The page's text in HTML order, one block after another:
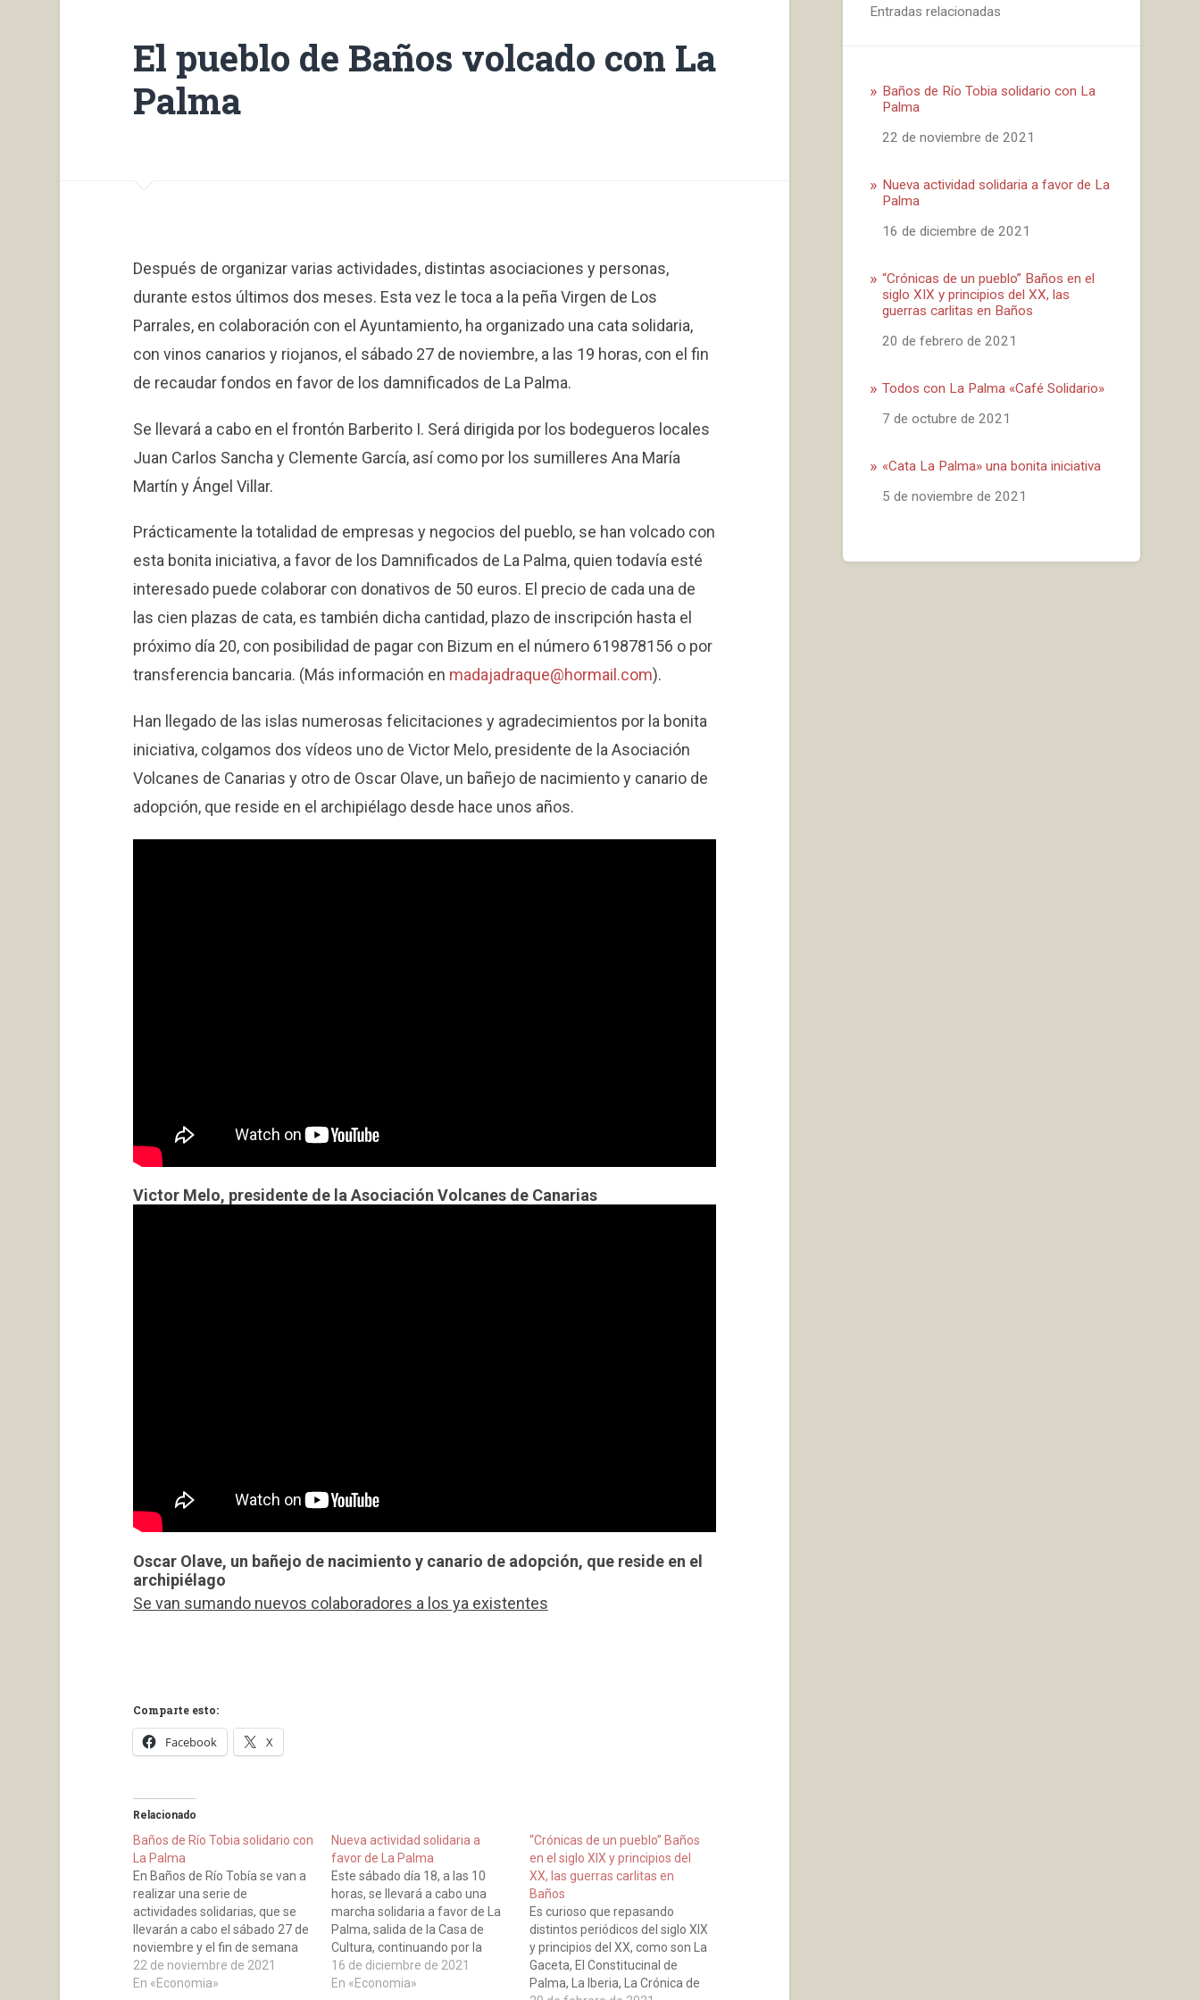
El pueblo de Baños volcado con La
Palma
Después de organizar varias actividades, distintas asociaciones y personas,
durante estos últimos dos meses. Esta vez le toca a la peña Virgen de Los
Parrales, en colaboración con el Ayuntamiento, ha organizado una cata solidaria,
con vinos canarios y riojanos, el sábado 27 de noviembre, a las 19 horas, con el fin
de recaudar fondos en favor de los damnificados de La Palma.
Se llevará a cabo en el frontón Barberito I. Será dirigida por los bodegueros locales
Juan Carlos Sancha y Clemente García, así como por los sumilleres Ana María
Martín y Ángel Villar.
Prácticamente la totalidad de empresas y negocios del pueblo, se han volcado con
esta bonita iniciativa, a favor de los Damnificados de La Palma, quien todavía esté
interesado puede colaborar con donativos de 50 euros. El precio de cada una de
las cien plazas de cata, es también dicha cantidad, plazo de inscripción hasta el
próximo día 20, con posibilidad de pagar con Bizum en el número 619878156 o por
transferencia bancaria. (Más información en madajadraque@hormail.com).
Han llegado de las islas numerosas felicitaciones y agradecimientos por la bonita
iniciativa, colgamos dos vídeos uno de Victor Melo, presidente de la Asociación
Volcanes de Canarias y otro de Oscar Olave, un bañejo de nacimiento y canario de
adopción, que reside en el archipiélago desde hace unos años.
Victor Melo, presidente de la Asociación Volcanes de Canarias
Oscar Olave, un bañejo de nacimiento y canario de adopción, que reside en el
archipiélago
Se van sumando nuevos colaboradores a los ya existentes
Comparte esto:
Facebook X
Relacionado
Baños de Río Tobia solidario con
La Palma
En Baños de Río Tobía se van a
realizar una serie de
actividades solidarias, que se
llevarán a cabo el sábado 27 de
noviembre y el fin de semana
del 18-19 de diciembre. La
recaudación se destinará a
22 de noviembre de 2021
En «Economia»
Nueva actividad solidaria a
favor de La Palma
Este sábado día 18, a las 10
horas, se llevará a cabo una
marcha solidaria a favor de La
Palma, salida de la Casa de
Cultura, continuando por la
Fuente de las Orinitas, El Muro,
Paraje de los Chopos, Polígono
16 de diciembre de 2021
En «Economia»
“Crónicas de un pueblo” Baños
en el siglo XIX y principios del
XX, las guerras carlitas en
Baños
Es curioso que repasando
distintos periódicos del siglo XIX
y principios del XX, como son La
Gaceta, El Constitucinal de
Palma, La Iberia, La Crónica de
Entradas relacionadas
Baños de Río Tobia solidario con La
Palma
Fecha
22 de noviembre de 2021
Nueva actividad solidaria a favor de La
Palma
Fecha
16 de diciembre de 2021
“Crónicas de un pueblo” Baños en el
siglo XIX y principios del XX, las
guerras carlitas en Baños
Fecha
20 de febrero de 2021
Todos con La Palma «Café Solidario»
Fecha
7 de octubre de 2021
«Cata La Palma» una bonita iniciativa
Fecha
5 de noviembre de 2021